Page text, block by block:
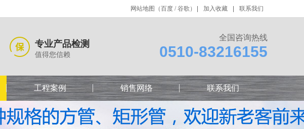
网站地图 （百度 /谷歌 ） 加入收藏 联系我们
专业产品检测
值得您信赖
全国咨询热线
0510-83216155
工程案例 销售网络 联系我们